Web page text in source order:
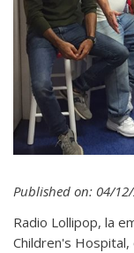
Published on: 04/
Radio Lollipop, la
Children's